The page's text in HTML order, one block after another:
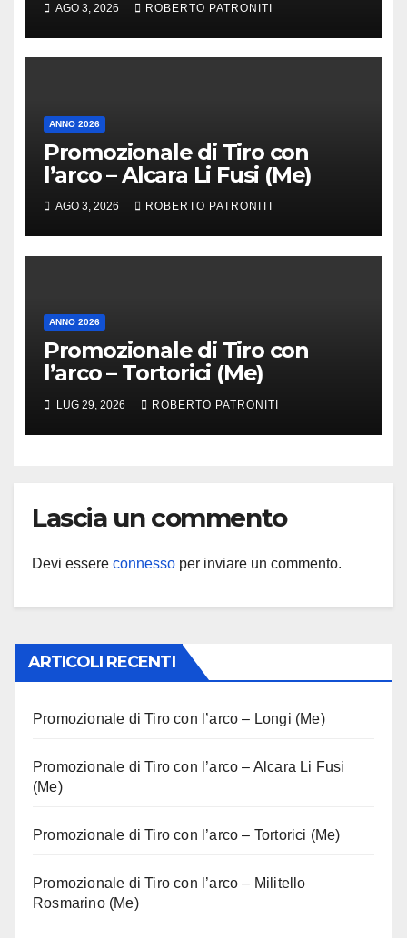
AGO 3, 2026 ROBERTO PATRONITI
ANNO 2026
Promozionale di Tiro con
l’arco – Alcara Li Fusi (Me)
AGO 3, 2026 ROBERTO PATRONITI
ANNO 2026
Promozionale di Tiro con
l’arco – Tortorici (Me)
LUG 29, 2026 ROBERTO PATRONITI
Lascia un commento
Devi essere connesso per inviare un commento.
ARTICOLI RECENTI
Promozionale di Tiro con l’arco – Longi (Me)
Promozionale di Tiro con l’arco – Alcara Li Fusi
(Me)
Promozionale di Tiro con l’arco – Tortorici (Me)
Promozionale di Tiro con l’arco – Militello
Rosmarino (Me)